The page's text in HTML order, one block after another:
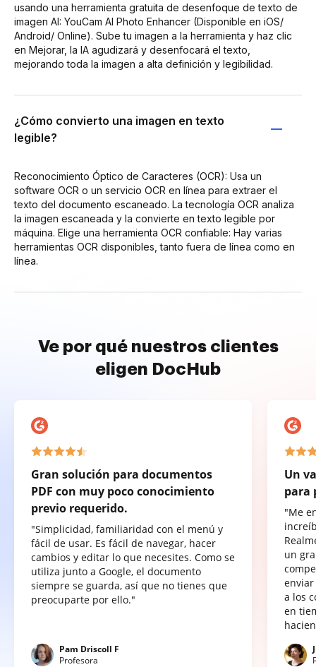
usando una herramienta gratuita de desenfoque de texto de
imagen AI: YouCam AI Photo Enhancer (Disponible en iOS/
Android/ Online). Sube tu imagen a la herramienta y haz clic
en Mejorar, la IA agudizará y desenfocará el texto,
mejorando toda la imagen a alta definición y legibilidad.
¿Cómo convierto una imagen en texto
legible?
Reconocimiento Óptico de Caracteres (OCR): Usa un
software OCR o un servicio OCR en línea para extraer el
texto del documento escaneado. La tecnología OCR analiza
la imagen escaneada y la convierte en texto legible por
máquina. Elige una herramienta OCR confiable: Hay varias
herramientas OCR disponibles, tanto fuera de línea como en
línea.
Ve por qué nuestros clientes
eligen DocHub
Gran solución para documentos
PDF con muy poco conocimiento
previo requerido.
"Simplicidad, familiaridad con el menú y
fácil de usar. Es fácil de navegar, hacer
cambios y editar lo que necesites. Como se
utiliza junto a Google, el documento
siempre se guarda, así que no tienes que
preocuparte por ello."
Pam Driscoll F
Profesora
Un
para
"Me
un
a los
en